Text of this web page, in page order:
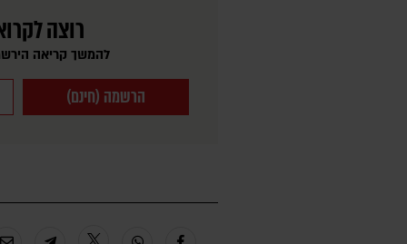
רוצה
להמשך קריאה
הרשמה (חינם)